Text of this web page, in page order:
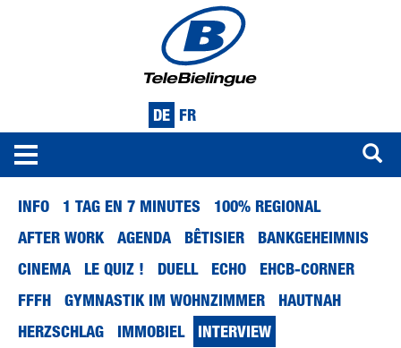
DE FR
INFO 1 TAG EN 7 MINUTES
100% REGIONAL
AFTER WORK
AGENDA BÊTISIER
BANKGEHEIMNIS
CINEMA
LE QUIZ ! DUELL ECHO
EHCB-CORNER
FFFH
GYMNASTIK IM WOHNZIMMER
HAUTNAH
HERZSCHLAG
IMMOBIEL
INTERVIEW